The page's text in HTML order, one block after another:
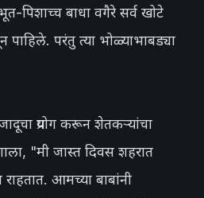
पिशाच्च बाधा वगैरे सर्व खोटे
परंतु त्या भोळ्याभाबड्या
प्रयोग करून शेतकऱ्यांचा
"मी जास्त दिवस शहरात
आमच्या बाबांनी